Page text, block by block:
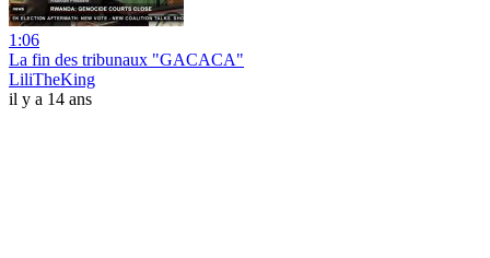
1:06
La fin des tribunaux "GACACA"
LiliTheKing
il y a 14 ans